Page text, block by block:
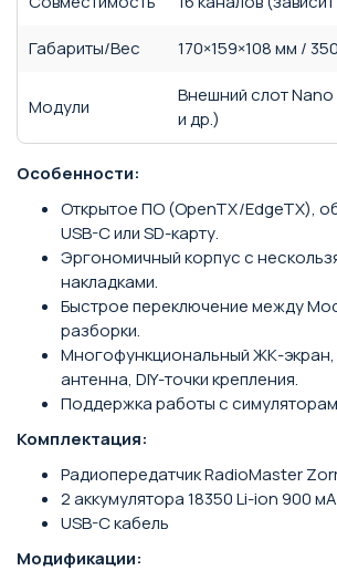
Габариты/Вес
170×159×108 мм /
Модули
Внешний слот
и др.)
Особенности:
Открытое ПО (OpenTX/EdgeTX),
USB-C или SD-карту.
Эргономичный корпус с
накладками.
Быстрое переключение между
разборки.
Многофункциональный ЖК-экран,
антенна, DIY-точки крепления.
Поддержка работы с
Комплектация:
Радиопередатчик RadioMaster
2 аккумулятора 18350 Li-ion 900
USB-C кабель
Модификации: